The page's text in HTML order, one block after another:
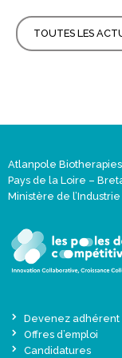
TOUTES LES
Atlanpole
Pays de la Loire –
Ministère de
Devenez adhérent
Offres d’emploi
Candidatures